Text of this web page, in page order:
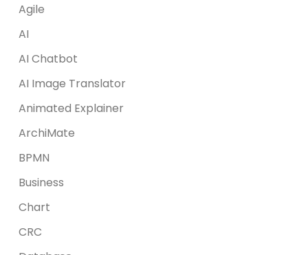
Agile
AI
AI Chatbot
AI Image Translator
Animated Explainer
ArchiMate
BPMN
Business
Chart
CRC